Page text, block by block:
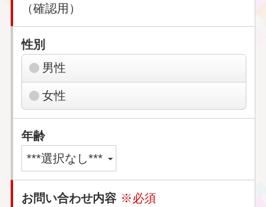
（確認用）
性別
男性
女性
年齢
お問い合わせ内容 ※必須